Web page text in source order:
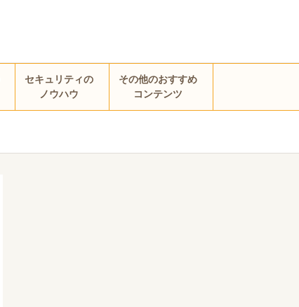
セキュリティの
ノウハウ
その他のおすすめ
コンテンツ